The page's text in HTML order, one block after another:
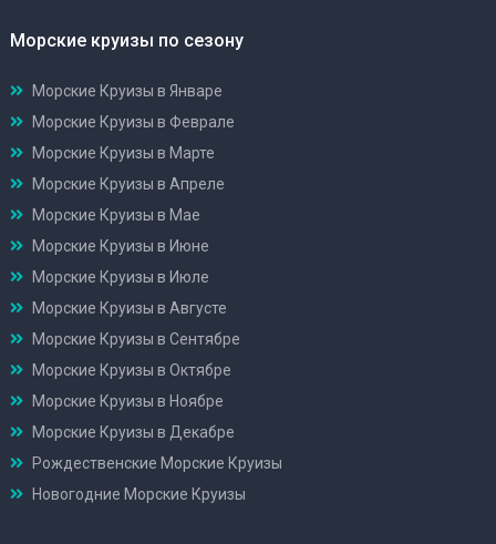
Морские круизы по сезону
Морские Круизы в Январе
Морские Круизы в Феврале
Морские Круизы в Марте
Морские Круизы в Апреле
Морские Круизы в Мае
Морские Круизы в Июне
Морские Круизы в Июле
Морские Круизы в Августе
Морские Круизы в Сентябре
Морские Круизы в Октябре
Морские Круизы в Ноябре
Морские Круизы в Декабре
Рождественские Морские Круизы
Новогодние Морские Круизы